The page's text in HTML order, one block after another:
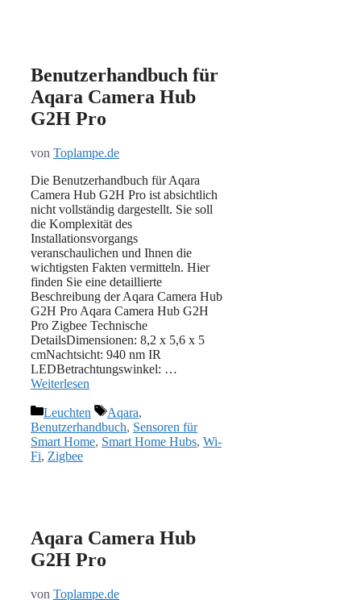
Benutzerhandbuch für
Aqara Camera Hub
G2H Pro
von Toplampe.de
Die Benutzerhandbuch für Aqara
Camera Hub G2H Pro ist absichtlich
nicht vollständig dargestellt. Sie soll
die Komplexität des
Installationsvorgangs
veranschaulichen und Ihnen die
wichtigsten Fakten vermitteln. Hier
finden Sie eine detaillierte
Beschreibung der Aqara Camera Hub
G2H Pro Aqara Camera Hub G2H
Pro Zigbee Technische
DetailsDimensionen: 8,2 x 5,6 x 5
cmNachtsicht: 940 nm IR
LEDBetrachtungswinkel: …
Weiterlesen
Kategorien
Leuchten Schlagwörter
Aqara,
Benutzerhandbuch, Sensoren für
Smart Home, Smart Home Hubs, Wi-
Fi, Zigbee
Aqara Camera Hub
G2H Pro
von Toplampe.de